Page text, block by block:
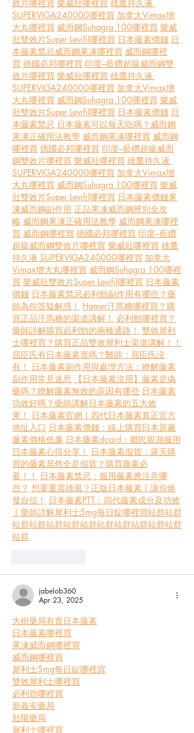
效片哪裡買 樂威壯哪裡買 雄鷹持久液
SUPERVIGA240000哪裡買 加拿大Vimax增
大丸哪裡買 威而鋼Suhagra 100哪裡買 樂威
壯雙效片Super Levifil哪裡買 日本藤素價錢 日
本藤素禁忌威而鋼果凍哪裡買 威而鋼哪裡
買 德國必邦哪裡買 印度–藍鑽超級威而鋼雙
效片哪裡買 樂威壯哪裡買 雄鷹持久液
SUPERVIGA240000哪裡買 加拿大Vimax增
大丸哪裡買 威而鋼Suhagra 100哪裡買 樂威
壯雙效片Super Levifil哪裡買 日本藤素價錢 日
本藤素禁忌 日本藤素可以每天吃嗎？ 威而鋼
果凍正確用法教學 威而鋼果凍哪裡買 威而鋼
哪裡買 德國必邦哪裡買 印度–藍鑽超級威而
鋼雙效片哪裡買 樂威壯哪裡買 雄鷹持久液
SUPERVIGA240000哪裡買 加拿大Vimax增
大丸哪裡買 威而鋼Suhagra 100哪裡買 樂威
壯雙效片Super Levifil哪裡買 日本藤素價錢果
凍威而鋼副作用 正品果凍威而鋼辨別全攻
略 威而鋼果凍正確用法教學 威而鋼果凍哪裡
買 威而鋼哪裡買 德國必邦哪裡買 印度–藍鑽
超級威而鋼雙效片哪裡買 樂威壯哪裡買 雄鷹
持久液 SUPERVIGA240000哪裡買 加拿大
Vimax增大丸哪裡買 威而鋼Suhagra 100哪裡
買 樂威壯雙效片Super Levifil哪裡買 日本藤素
價錢 日本藤素禁忌必利勁副作用有哪些？藥
師為你答疑解惑！ Hamer汗馬糖哪裡買？購
買正品汗馬糖的渠道講解！ 必利勁哪裡買？
藥師詳解購買必利勁的兩種通路！ 雙效犀利
士哪裡買？購買正品雙效犀利士渠道講解！！
屈臣氏有日本藤素賣嗎？醫師：屈臣氏沒
有！
日本藤素副作用與處理方法：瞭解藤素
副作用常見迷思
【日本藤素沒用】藤素是偽
藥嗎？瞭解藤素無效的原因有哪些 日本藤素
功效好嗎？藥師講解日本藤素的五大效
果！
日本藤素官網丨四代日本藤素真正官方
地址入口 日本藤素價錢：線上購買日本原廠
藤素價格低廉 日本藤素dcard：鄉民親測服用
日本藤素心得分享！
日本藤素假貨：露天購
買的藤素居然全是假貨？購買藤素必
看！！
日本藤素禁忌：服用藤素應注意哪
些？ 想要重震雄風？正版日本藤素丨讓你焕
發自信！
日本藤素PTT：四代藤素成分及功效
丨藥師詳解犀利士5mg每日錠哪裡買站群站群
站群站群站群站群站群站群站群站群站群站群
站群
jabelob360
Apr 23, 2025
大樹藥局有賣日本藤素
日本藤素哪裡買
果凍威而鋼哪裡買
威而鋼哪裡買
犀利士5mg每日錠哪裡買
雙效犀利士哪裡買
必利劲哪裡買
新義安藥局
壯陽藥局
犀利士哪裡買